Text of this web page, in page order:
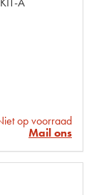
op voorraad
Mail ons